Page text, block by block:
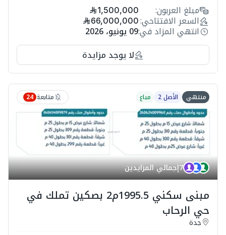
مبلغ العربون: 1,500,000
السعر الافتتاحي: 66,000,000
انتهي المزاد في:09 يونيو، 2026
لا يوجد مزايدة
منتهي الأصل 2 مباع متابعة 24
7إجمالي المزايدين
مبنى سكني 1995.5م2 بصكين تملك في
حي الرحاب
جدة